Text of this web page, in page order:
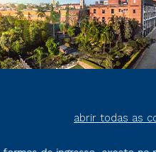
abrir todas as